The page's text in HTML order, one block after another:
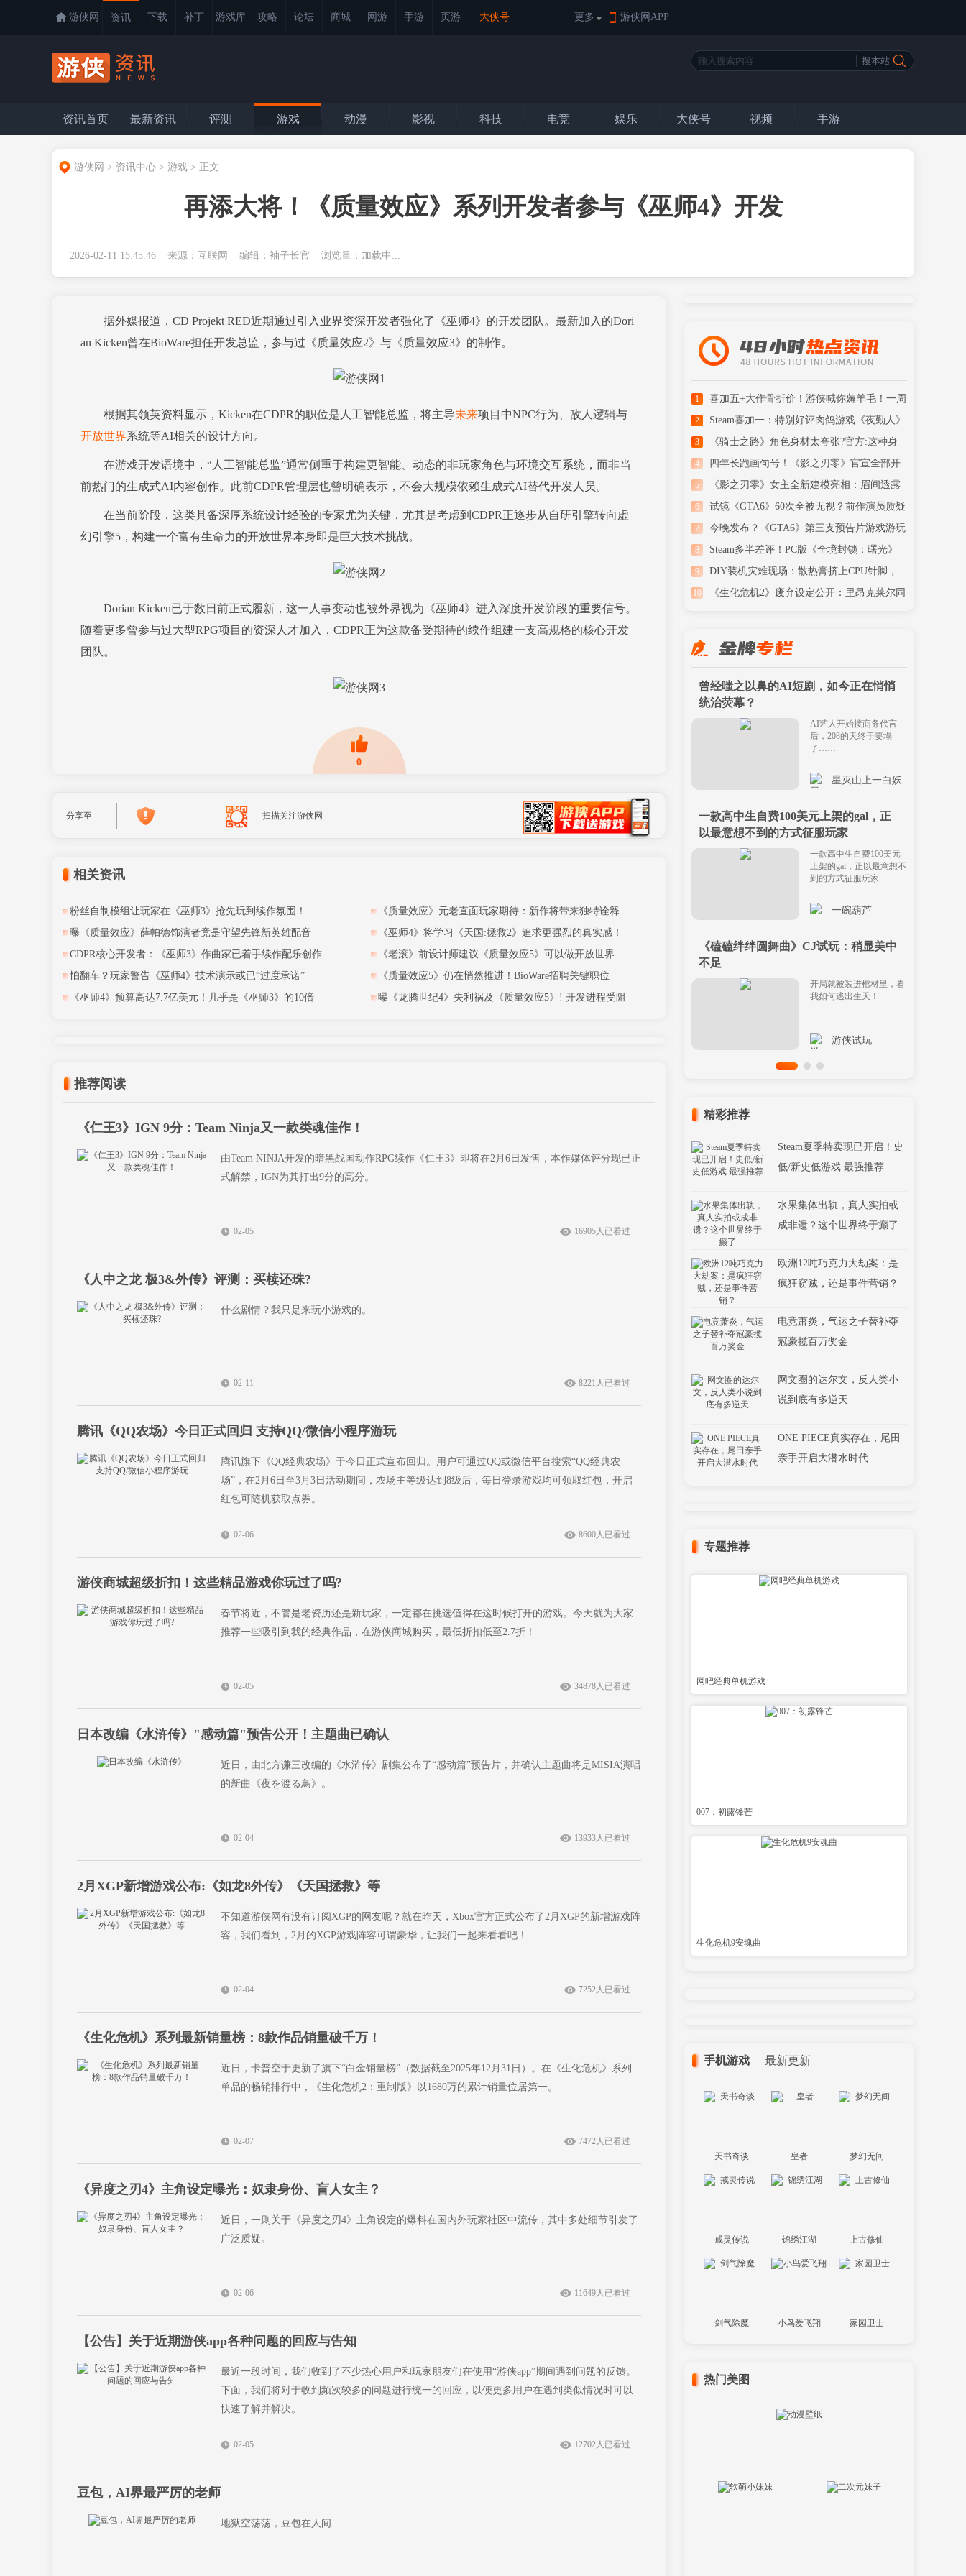
游侠网 资讯 下载 补丁 游戏库 攻略 论坛 商城 网游 手游 页游 大侠号 更多 游侠网APP
资讯首页 最新资讯 评测 游戏 动漫 影视 科技 电竞 娱乐 大侠号 视频 手游
游侠网 > 资讯中心 > 游戏 > 正文
再添大将！《质量效应》系列开发者参与《巫师4》开发
2026-02-11 15:45:46 来源：互联网 编辑：袖子长官 浏览量： 加载中...
据外媒报道，CD Projekt RED近期通过引入业界资深开发者强化了《巫师4》的开发团队。最新加入的Dori
an Kicken曾在BioWare担任开发总监，参与过《质量效应2》与《质量效应3》的制作。
根据其领英资料显示，Kicken在CDPR的职位是人工智能总监，将主导未来项目中NPC行为、敌人逻辑与
开放世界系统等AI相关的设计方向。
在游戏开发语境中，“人工智能总监”通常侧重于构建更智能、动态的非玩家角色与环境交互系统，而非当
前热门的生成式AI内容创作。此前CDPR管理层也曾明确表示，不会大规模依赖生成式AI替代开发人员。
在当前阶段，这类具备深厚系统设计经验的专家尤为关键，尤其是考虑到CDPR正逐步从自研引擎转向虚
幻引擎5，构建一个富有生命力的开放世界本身即是巨大技术挑战。
Dorian Kicken已于数日前正式履新，这一人事变动也被外界视为《巫师4》进入深度开发阶段的重要信号。
随着更多曾参与过大型RPG项目的资深人才加入，CDPR正为这款备受期待的续作组建一支高规格的核心开发
团队。
0
分享至 扫描关注游侠网
相关资讯
粉丝自制模组让玩家在《巫师3》抢先玩到续作氛围！
《质量效应》元老直面玩家期待：新作将带来独特诠释
曝《质量效应》薛帕德饰演者竟是守望先锋新英雄配音
《巫师4》将学习《天国:拯救2》追求更强烈的真实感！
CDPR核心开发者：《巫师3》作曲家已着手续作配乐创作
《老滚》前设计师建议《质量效应5》可以做开放世界
怕翻车？玩家警告《巫师4》技术演示或已“过度承诺”
《质量效应5》仍在悄然推进！BioWare招聘关键职位
《巫师4》预算高达7.7亿美元！几乎是《巫师3》的10倍
曝《龙腾世纪4》失利祸及《质量效应5》! 开发进程受阻
推荐阅读
《仁王3》IGN 9分：Team Ninja又一款类魂佳作！
由Team NINJA开发的暗黑战国动作RPG续作《仁王3》即将在2月6日发售，本作媒体评分现已正
式解禁，IGN为其打出9分的高分。
02-05 16905人已看过
《人中之龙 极3&外传》评测：买椟还珠?
什么剧情？我只是来玩小游戏的。
02-11 8221人已看过
腾讯《QQ农场》今日正式回归 支持QQ/微信小程序游玩
腾讯旗下《QQ经典农场》于今日正式宣布回归。用户可通过QQ或微信平台搜索“QQ经典农
场”，在2月6日至3月3日活动期间，农场主等级达到8级后，每日登录游戏均可领取红包，开启
红包可随机获取点券。
02-06 8600人已看过
游侠商城超级折扣！这些精品游戏你玩过了吗?
春节将近，不管是老资历还是新玩家，一定都在挑选值得在这时候打开的游戏。今天就为大家
推荐一些吸引到我的经典作品，在游侠商城购买，最低折扣低至2.7折！
02-05 34878人已看过
日本改编《水浒传》"感动篇"预告公开！主题曲已确认
近日，由北方谦三改编的《水浒传》剧集公布了“感动篇”预告片，并确认主题曲将是MISIA演唱
的新曲《夜を渡る鳥》。
02-04 13933人已看过
2月XGP新增游戏公布:《如龙8外传》《天国拯救》等
不知道游侠网有没有订阅XGP的网友呢？就在昨天，Xbox官方正式公布了2月XGP的新增游戏阵
容，我们看到，2月的XGP游戏阵容可谓豪华，让我们一起来看看吧！
02-04 7252人已看过
《生化危机》系列最新销量榜：8款作品销量破千万！
近日，卡普空于更新了旗下“白金销量榜”（数据截至2025年12月31日）。在《生化危机》系列
单品的畅销排行中，《生化危机2：重制版》以1680万的累计销量位居第一。
02-07 7472人已看过
《异度之刃4》主角设定曝光：奴隶身份、盲人女主？
近日，一则关于《异度之刃4》主角设定的爆料在国内外玩家社区中流传，其中多处细节引发了
广泛质疑。
02-06 11649人已看过
【公告】关于近期游侠app各种问题的回应与告知
最近一段时间，我们收到了不少热心用户和玩家朋友们在使用“游侠app”期间遇到问题的反馈。
下面，我们将对于收到频次较多的问题进行统一的回应，以便更多用户在遇到类似情况时可以
快速了解并解决。
02-05 12702人已看过
豆包，AI界最严厉的老师
地狱空荡荡，豆包在人间
1
喜加五+大作骨折价！游侠喊你薅羊毛！一周
喜加一汇总
2
Steam喜加一：特别好评肉鸽游戏《夜勤人》
免费领取！
3
《骑士之路》角色身材太夸张?官方:这种身
材现实存在
4
四年长跑画句号！《影之刃零》官宣全部开
发完成
5
《影之刃零》女主全新建模亮相：眉间透露
清冷侠气
6
试镜《GTA6》60次全被无视？前作演员质疑
R星潜规则
7
今晚发布？《GTA6》第三支预告片游戏游玩
内容被曝
8
Steam多半差评！PC版《全境封锁：曙光》
首发翻车了
9
DIY装机灾难现场：散热膏挤上CPU针脚，
玩家看了心痛
10
《生化危机2》废弃设定公开：里昂克莱尔同
曾经嗤之以鼻的AI短剧，如今正在悄悄
统治荧幕？
AI艺人开始接商务代言
后，208的天终于要塌
了……
星灭山上一白妖
一款高中生自费100美元上架的gal，正
以最意想不到的方式征服玩家
一款高中生自费100美元
上架的gal，正以最意想不
到的方式征服玩家
一碗葫芦
《磕磕绊绊圆舞曲》CJ试玩：稍显美中
不足
开局就被装进棺材里，看
我如何逃出生天！
游侠试玩
精彩推荐
Steam夏季特卖现已开启！史
低/新史低游戏 最强推荐
水果集体出轨，真人实拍或
成非遗？这个世界终于癫了
欧洲12吨巧克力大劫案：是
疯狂窃贼，还是事件营销？
电竞萧炎，气运之子替补夺
冠豪揽百万奖金
网文圈的达尔文，反人类小
说到底有多逆天
ONE PIECE真实存在，尾田
亲手开启大潜水时代
专题推荐
网吧经典单机游戏
007：初露锋芒
生化危机9安魂曲
手机游戏 最新更新
天书奇谈 皇者 梦幻无间
戒灵传说 锦绣江湖 上古修仙
剑气除魔 小鸟爱飞翔 家园卫士
热门美图